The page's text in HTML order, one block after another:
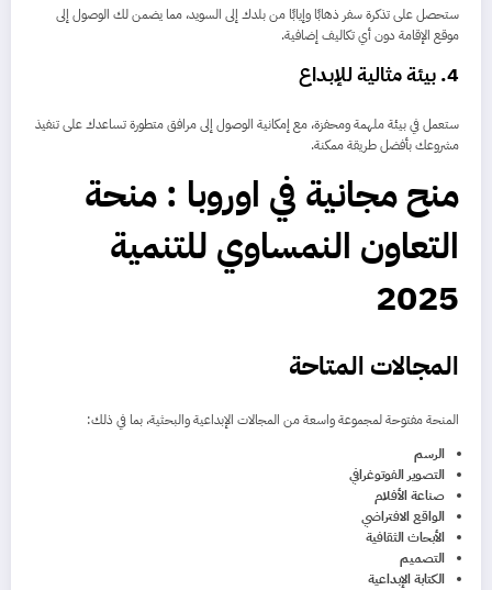
ستحصل على تذكرة سفر ذهابًا وإيابًا من بلدك إلى السويد، مما يضمن لك الوصول إلى
موقع الإقامة دون أي تكاليف إضافية.
4. بيئة مثالية للإبداع
ستعمل في بيئة ملهمة ومحفزة، مع إمكانية الوصول إلى مرافق متطورة تساعدك على تنفيذ
مشروعك بأفضل طريقة ممكنة.
منح مجانية في اوروبا : منحة
التعاون النمساوي للتنمية
2025
المجالات المتاحة
المنحة مفتوحة لمجموعة واسعة من المجالات الإبداعية والبحثية، بما في ذلك:
الرسم
التصوير الفوتوغرافي
صناعة الأفلام
الواقع الافتراضي
الأبحاث الثقافية
التصميم
الكتابة الإبداعية